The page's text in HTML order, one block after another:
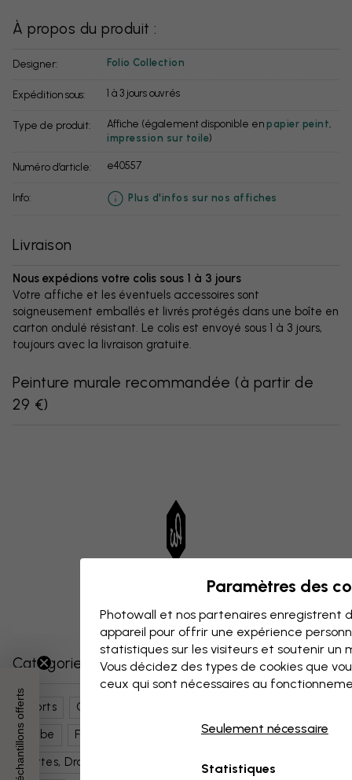
À propos du produit :
Designer: Folio Collection
Expédition sous: 1 à 3 jours ouvrés
Type de produit: Affiche (également disponible en papier peint
impression sur toile)
Numéro d’article: e40557
info: Plus d'infos sur nos affiches
Livraison
Nous expédions votre colis sous 1 à 3 jours
Votre affiche et les éventuels accessoires sont
soigneusement emballés et livrés protégés dans une boîte en
carton ondulé résistant. Le colis est envoyé sous 1 à 3 jours,
toujours avec la livraison gratuite.
Peinture murale recommandée (à partir de
29 €)
Catégories similaires
Sports Golf
Herbe
Forêts Et Arbres
Cartes, Drapeaux Et Lieux
Lieux Europe
3 échantillons offerts
Paramètres des
Photowall et nos partenaires enregistrent
appareil pour offrir une expérience
statistiques sur les visiteurs et soutenir un
Vous décidez des types de cookies que
ceux qui sont nécessaires au
Seulement nécessaire
Statistiques